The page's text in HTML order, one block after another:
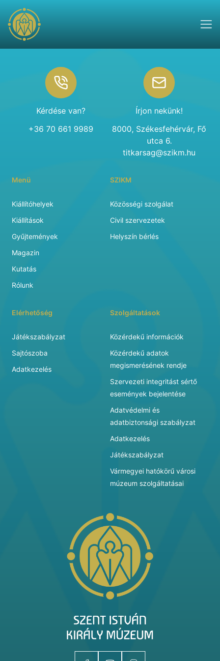
Kérdése van?
+36 70 661 9989
Írjon nekünk!
8000, Székesfehérvár, Fő
utca 6.
titkarsag@szikm.hu
Menü
Kiállítóhelyek
Kiállítások
Gyűjtemények
Magazin
Kutatás
Rólunk
SZIKM
Közösségi szolgálat
Civil szervezetek
Helyszín bérlés
Elérhetőség
Játékszabályzat
Sajtószoba
Adatkezelés
Szolgáltatások
Közérdekű információk
Közérdekű adatok
megismerésének rendje
Szervezeti integritást sértő
események bejelentése
Adatvédelmi és
adatbiztonsági szabályzat
Adatkezelés
Játékszabályzat
Vármegyei hatókörű városi
múzeum szolgáltatásai